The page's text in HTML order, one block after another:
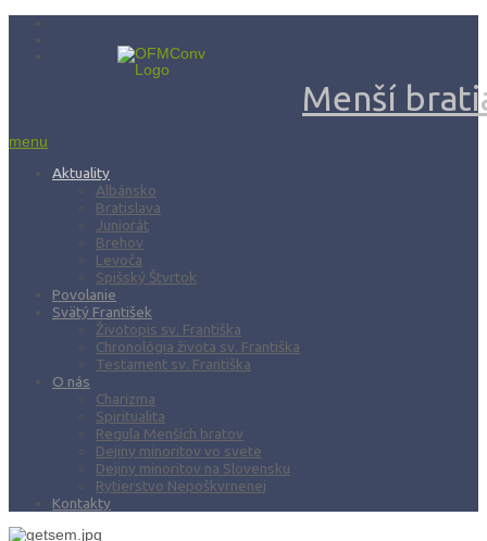
Menší
menu
Aktuality
Albánsko
Bratislava
Juniorát
Brehov
Levoča
Spišský Štvrtok
Povolanie
Svätý František
Životopis sv. Františka
Chronológia života sv. Františka
Testament sv. Františka
O nás
Charizma
Spiritualita
Regula Menších bratov
Dejiny minoritov vo svete
Dejiny minoritov na Slovensku
Rytierstvo Nepoškvrnenej
Kontakty